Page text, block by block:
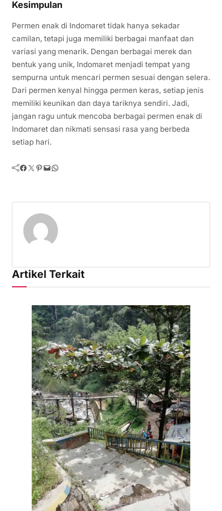
Kesimpulan
Permen enak di Indomaret tidak hanya sekadar
camilan, tetapi juga memiliki berbagai manfaat dan
variasi yang menarik. Dengan berbagai merek dan
bentuk yang unik, Indomaret menjadi tempat yang
sempurna untuk mencari permen sesuai dengan selera.
Dari permen kenyal hingga permen keras, setiap jenis
memiliki keunikan dan daya tariknya sendiri. Jadi,
jangan ragu untuk mencoba berbagai permen enak di
Indomaret dan nikmati sensasi rasa yang berbeda
setiap hari.
Facebook Twitter Pinterest Mail WhatsApp
Artikel Terkait